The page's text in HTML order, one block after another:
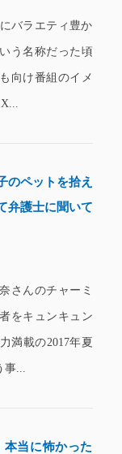
バラエティ豊か
う名称だった頃
向け番組のイメ
のペットを拾え
弁護士に聞いて
さんのチャーミ
をキュンキュン
満載の2017年夏
事...
当に怖かった